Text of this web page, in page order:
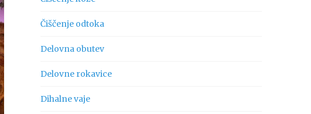
Čiščenje odtoka
Delovna obutev
Delovne rokavice
Dihalne vaje